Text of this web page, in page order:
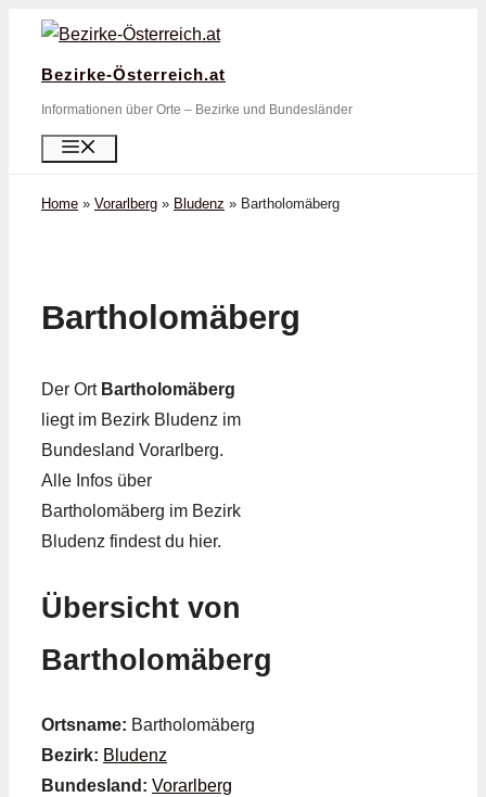
Zum
springen
Bezirke-Österreich.at
Informationen über Orte – Bezirke und Bundesländer
Home » Vorarlberg » Bludenz » Bartholomäberg
Bartholomäberg
Der Ort Bartholomäberg
liegt im Bezirk Bludenz im
Bundesland Vorarlberg.
Alle Infos über
Bartholomäberg im Bezirk
Bludenz findest du hier.
Übersicht von
Bartholomäberg
Ortsname: Bartholomäberg
Bezirk: Bludenz
Bundesland: Vorarlberg